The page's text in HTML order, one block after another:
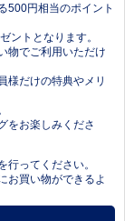
500円相当のポイント
ントとなります。
物でご利用いただけ
様だけの特典やメリ
をお楽しみくださ
ってください。
お買い物ができるよ